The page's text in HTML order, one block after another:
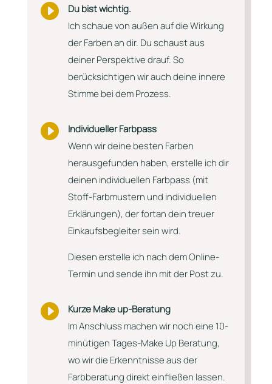

Du bist wichtig.
Ich schaue von außen auf die Wirkung
der Farben an dir. Du schaust aus
deiner Perspektive drauf. So
berücksichtigen wir auch deine innere
Stimme bei dem Prozess.

Individueller Farbpass
Wenn wir deine besten Farben
herausgefunden haben, erstelle ich dir
deinen individuellen Farbpass (mit
Stoff-Farbmustern und individuellen
Erklärungen), der fortan dein treuer
Einkaufsbegleiter sein wird.
Diesen erstelle ich nach dem Online-
Termin und sende ihn mit der Post zu.

Kurze Make up-Beratung
Im Anschluss machen wir noch eine 10-
minütigen Tages-Make Up Beratung,
wo wir die Erkenntnisse aus der
Farbberatung direkt einfließen lassen.